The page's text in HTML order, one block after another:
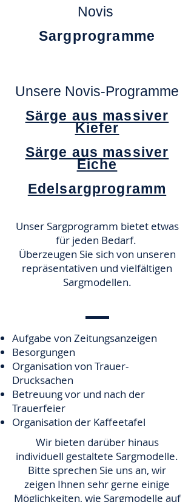
Novis
Sargprogramme
Unsere Novis-Programme
Särge aus massiver
Kiefer
Särge aus massiver
Eiche
Edelsargprogramm
Unser Sargprogramm bietet etwas
für jeden Bedarf.
Überzeugen Sie sich von unseren
repräsentativen und vielfältigen
Sargmodellen.
Aufgabe von Zeitungsanzeigen
Besorgungen
Organisation von Trauer-
Drucksachen
Betreuung vor und nach der
Trauerfeier
Organisation der Kaffeetafel
Wir bieten darüber hinaus
individuell gestaltete Sargmodelle.
Bitte sprechen Sie uns an, wir
zeigen Ihnen sehr gerne einige
Möglichkeiten, wie Sargmodelle auf